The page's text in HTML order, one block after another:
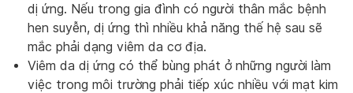
dị ứng. Nếu trong gia đình có người thân mắc bệnh
hen suyễn, dị ứng thì nhiều khả năng thế hệ sau sẽ
mắc phải dạng viêm da cơ địa.
Viêm da dị ứng có thể bùng phát ở những người làm
việc trong môi trường phải tiếp xúc nhiều với mạt kim